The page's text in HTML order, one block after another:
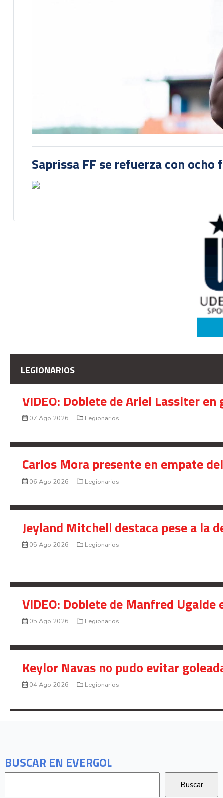
BUSCAR EN EVERGOL
Saprissa FF se refuerza con
LEGIONARIOS
VIDEO: Doblete de Ariel Lassiter
07 Ago 2026 Legionarios
Carlos Mora presente en empate
06 Ago 2026 Legionarios
Jeyland Mitchell destaca pese a la
05 Ago 2026 Legionarios
VIDEO: Doblete de Manfred
05 Ago 2026 Legionarios
Keylor Navas no pudo evitar
04 Ago 2026 Legionarios